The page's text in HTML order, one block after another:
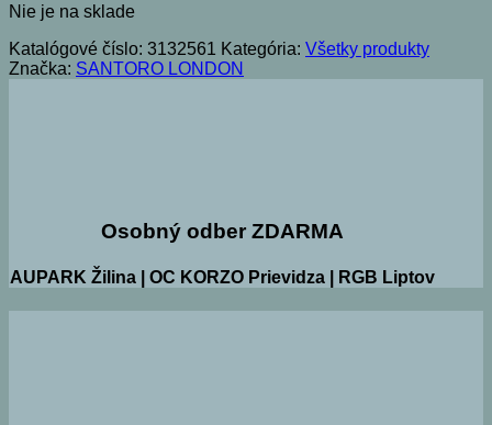
Nie je na sklade
Katalógové číslo: 3132561 Kategória: Všetky produkty
Značka: SANTORO LONDON
Osobný odber ZDARMA
AUPARK Žilina | OC KORZO Prievidza | RGB Liptov